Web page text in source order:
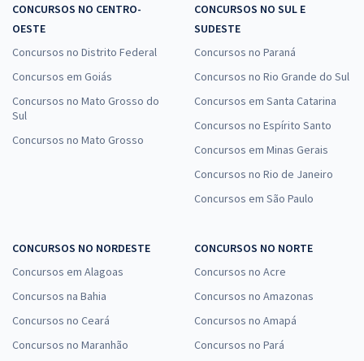
CONCURSOS NO CENTRO-
OESTE
Concursos no Distrito Federal
Concursos em Goiás
Concursos no Mato Grosso do
Sul
Concursos no Mato Grosso
CONCURSOS NO SUL E
SUDESTE
Concursos no Paraná
Concursos no Rio Grande do Sul
Concursos em Santa Catarina
Concursos no Espírito Santo
Concursos em Minas Gerais
Concursos no Rio de Janeiro
Concursos em São Paulo
CONCURSOS NO NORDESTE
Concursos em Alagoas
Concursos na Bahia
Concursos no Ceará
Concursos no Maranhão
CONCURSOS NO NORTE
Concursos no Acre
Concursos no Amazonas
Concursos no Amapá
Concursos no Pará